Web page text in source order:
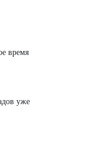
время
уже